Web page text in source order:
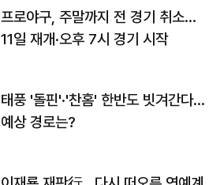
프로야구, 주말까지 전 경기 취소…
11일 재개·오후 7시 경기 시작
태풍 '돌핀'·'찬홈' 한반도 빗겨간다…
예상 경로는?